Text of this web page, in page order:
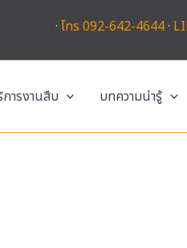
· โทร 092-642-4644·
ารงานสืบ บทความน่ารู้